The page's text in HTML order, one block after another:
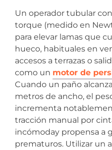
Un operador tubular
torque (medido en
para elevar lamas que
hueco, habituales en
accesos a terrazas o
como un motor de
Cuando un paño
metros de ancho, el
incrementa
tracción manual por
incómoday propensa a
prematuros. Utilizar un